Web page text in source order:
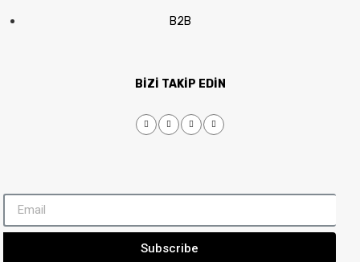
B2B
BİZİ TAKİP EDİN
Subscribe